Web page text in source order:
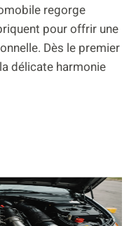
regorge
pour offrir une
Dès le premier
délicate harmonie